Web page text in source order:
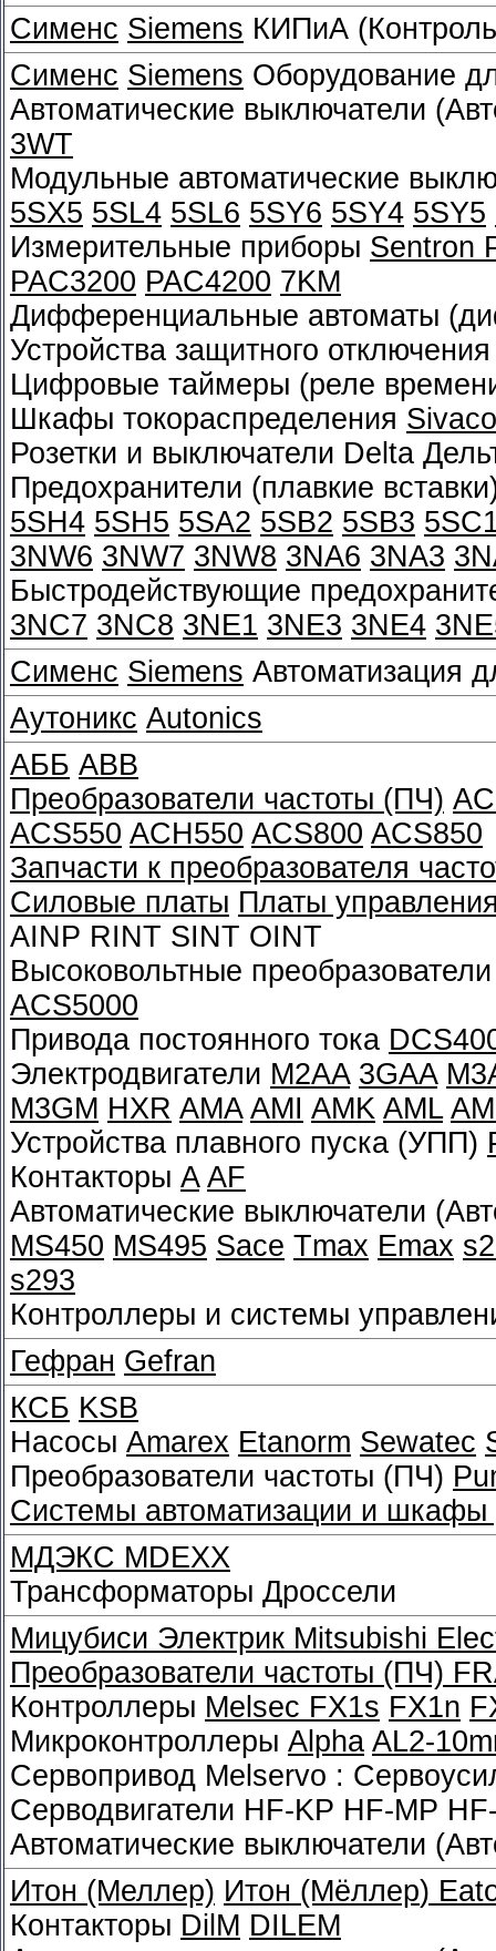
Сименс Siemens КИПиА
Сименс Siemens Оборудование
Автоматические выключатели
3WT
Модульные автоматические
5SX5 5SL4 5SL6 5SY6 5SY4 5SY5
Измерительные приборы Sentron
PAC3200 PAC4200 7KM
Дифференциальные автоматы
Устройства защитного
Цифровые таймеры (реле
Шкафы токораспределения
Розетки и выключатели Delta
Предохранители (плавкие
5SH4 5SH5 5SA2 5SB2 5SB3
3NW6 3NW7 3NW8 3NA6 3NA3
Быстродействующие
3NC7 3NC8 3NE1 3NE3 3NE4
Сименс Siemens Автоматизация
Аутоникс Autonics
АББ ABB
Преобразователи частоты (ПЧ)
ACS550 ACH550 ACS800 ACS850
Запчасти к преобразователя
Силовые платы Платы
AINP RINT SINT OINT
Высоковольтные
ACS5000
Привода постоянного тока
Электродвигатели M2AA 3GAA
M3GM HXR AMA AMI AMK AML
Устройства плавного пуска (УПП)
Контакторы A AF
Автоматические выключатели
MS450 MS495 Sace Tmax Emax
s293
Контроллеры и системы
Гефран Gefran
КСБ KSB
Насосы Amarex Etanorm Sewatec
Преобразователи частоты (ПЧ)
Системы автоматизации и шкафы
МДЭКС MDEXX
Трансформаторы Дроссели
Мицубиси Электрик Mitsubishi
Преобразователи частоты (ПЧ)
Контроллеры Melsec FX1s FX1n
Микроконтроллеры Alpha AL2-
Сервопривод Melservo :
Серводвигатели HF-KP HF-MP
Автоматические выключатели
Итон (Меллер) Итон (Мёллер)
Контакторы DilM DILEM